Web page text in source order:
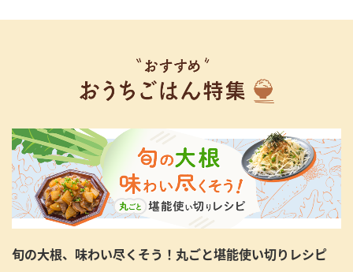
旬の大根、味わい尽くそう！丸ごと堪能使い切りレシピ